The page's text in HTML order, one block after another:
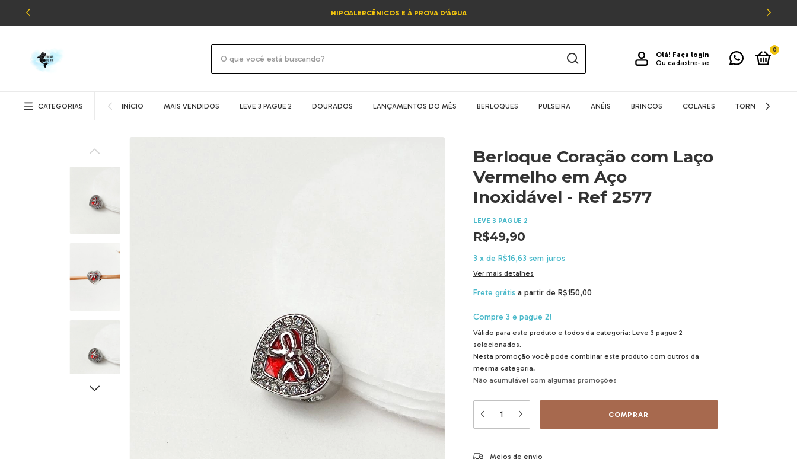
HIPOALERCÊNICOS E À PROVA D’ÁGUA
Olá! Faça login
Ou cadastre-se
0
CATEGORIAS INÍCIO MAIS VENDIDOS LEVE 3 PAGUE 2 DOURADOS LANÇAMENTOS DO MÊS BERLOQUES PULSEIRA ANÉIS BRINCOS COLARES TORNOZELEIRA
Berloque Coração com Laço
Vermelho em Aço
Inoxidável - Ref 2577
LEVE 3 PAGUE 2
R$49,90
3 x de R$16,63 sem juros
Ver mais detalhes
Frete grátis a partir de R$150,00
Compre 3 e pague 2!
Válido para este produto e todos da categoria: Leve 3 pague 2
selecionados.
Nesta promoção você pode combinar este produto com outros da
mesma categoria.
Não acumulável com algumas promoções
Entregas para o CEP:
Meios de envio